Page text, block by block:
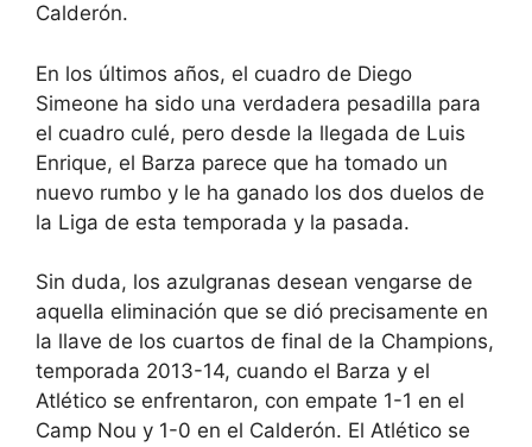
Calderón.
En los últimos años, el cuadro de Diego
Simeone ha sido una verdadera pesadilla para
el cuadro culé, pero desde la llegada de Luis
Enrique, el Barza parece que ha tomado un
nuevo rumbo y le ha ganado los dos duelos de
la Liga de esta temporada y la pasada.
Sin duda, los azulgranas desean vengarse de
aquella eliminación que se dió precisamente en
la llave de los cuartos de final de la Champions,
temporada 2013-14, cuando el Barza y el
Atlético se enfrentaron, con empate 1-1 en el
Camp Nou y 1-0 en el Calderón. El Atlético se